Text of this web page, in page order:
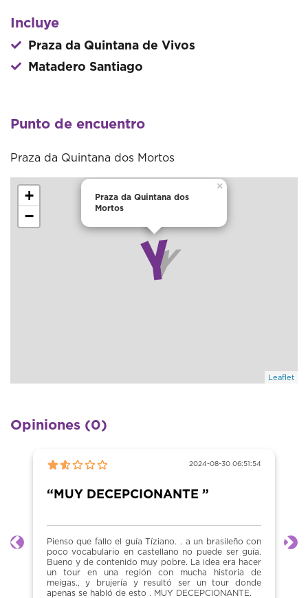
Incluye
Praza da Quintana de Vivos
Matadero Santiago
Punto de encuentro
Praza da Quintana dos Mortos
Praza da Quintana dos
Mortos
×
+
−
Leaflet
Opiniones (0)
2024-08-30 06:51:54
“MUY DECEPCIONANTE ”
Pienso que fallo el guía Tíziano. . a un brasileño con
poco vocabulario en castellano no puede ser guía.
Bueno y de contenido muy pobre. La idea era hacer
un tour en una región con mucha historia de
meigas., y brujería y resultó ser un tour donde
apenas se habló de esto . MUY DECEPCIONANTE.
Anterior